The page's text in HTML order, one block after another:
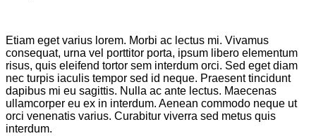
Etiam eget varius lorem. Morbi ac lectus mi. Vivamus
consequat, urna vel porttitor porta, ipsum libero elementum
risus, quis eleifend tortor sem interdum orci. Sed eget diam
nec turpis iaculis tempor sed id neque. Praesent tincidunt
dapibus mi eu sagittis. Nulla ac ante lectus. Maecenas
ullamcorper eu ex in interdum. Aenean commodo neque ut
orci venenatis varius. Curabitur viverra sed metus quis
interdum.